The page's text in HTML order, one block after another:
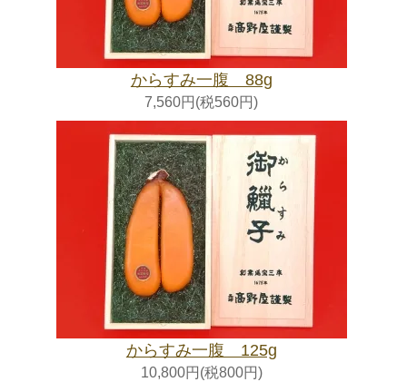
からすみ一腹 88g
7,560円(税560円)
からすみ一腹 125g
10,800円(税800円)